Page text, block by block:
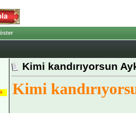
Kimi kandırıyorsun
Kimi